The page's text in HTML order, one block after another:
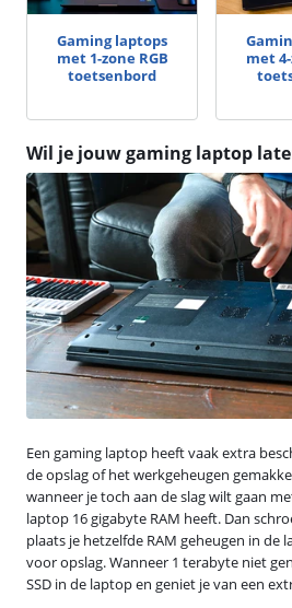
Gaming laptops
met 1-zone RGB
toetsenbord
met
Wil je jouw gaming laptop
Een gaming laptop heeft vaak extra
de opslag of het werkgeheugen
wanneer je toch aan de slag wilt gaan
laptop 16 gigabyte RAM heeft. Dan
plaats je hetzelfde RAM geheugen in de
voor opslag. Wanneer 1 terabyte niet
SSD in de laptop en geniet je van een